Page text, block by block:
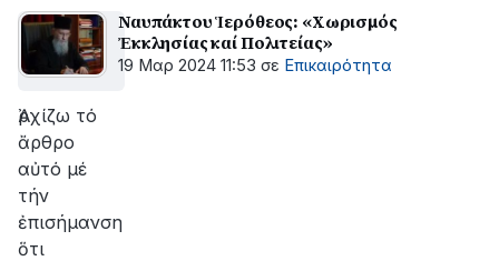
Ναυπάκτου Ἱερόθεος: «Χωρισμός
Ἐκκλησίας καί Πολιτείας»
19 Μαρ 2024 11:53 σε Επικαιρότητα
ρχίζω τό
ἄρθρο
αὐτό μέ
τήν
ἐπισήμανση
ὅτι